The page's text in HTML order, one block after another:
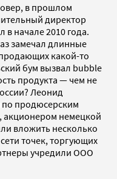
в прошлом
директор
в начале 2010 года.
замечал длинные
какой-то
бум вызвал bubble
продукта — чем не
Леонид
по продюсерским
немецкой
вложить несколько
точек, торгующих
учредили ООО